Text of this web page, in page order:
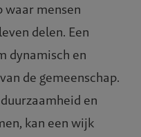
waar mensen
delen. Een
dynamisch en
de gemeenschap.
en
kan een wijk